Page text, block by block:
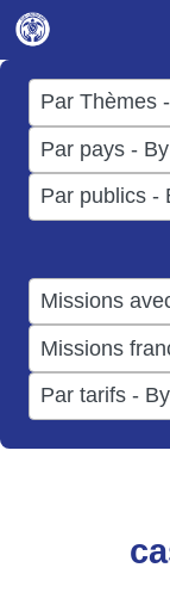
Aller
au
contenu
Par Thèmes
17
results
available
Par pays -
50
results
available
Par publics -
results
result
available
result
available
Par tarifs -
results
available